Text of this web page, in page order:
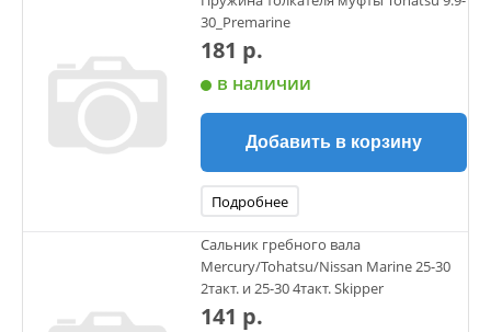
30_Premarine
181 р.
в наличии
Добавить в корзину
Подробнее
Сальник гребного вала
Mercury/Tohatsu/Nissan Marine 25-30
2такт. и 25-30 4такт. Skipper
141 р.